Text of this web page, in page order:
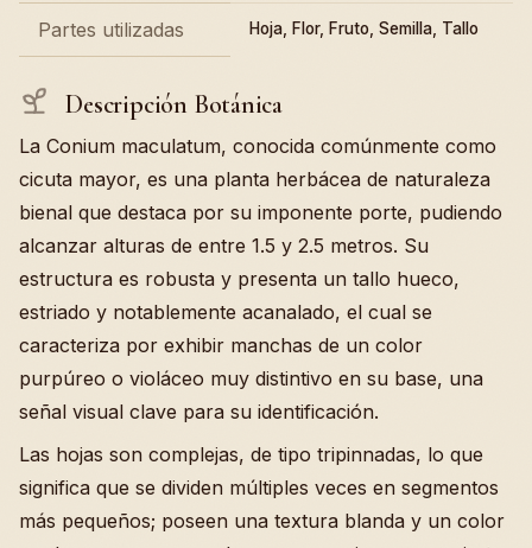
Partes utilizadas Hoja, Flor, Fruto, Semilla, Tallo
Descripción Botánica
La Conium maculatum, conocida comúnmente como
cicuta mayor, es una planta herbácea de naturaleza
bienal que destaca por su imponente porte, pudiendo
alcanzar alturas de entre 1.5 y 2.5 metros. Su
estructura es robusta y presenta un tallo hueco,
estriado y notablemente acanalado, el cual se
caracteriza por exhibir manchas de un color
purpúreo o violáceo muy distintivo en su base, una
señal visual clave para su identificación.
Las hojas son complejas, de tipo tripinnadas, lo que
significa que se dividen múltiples veces en segmentos
más pequeños; poseen una textura blanda y un color